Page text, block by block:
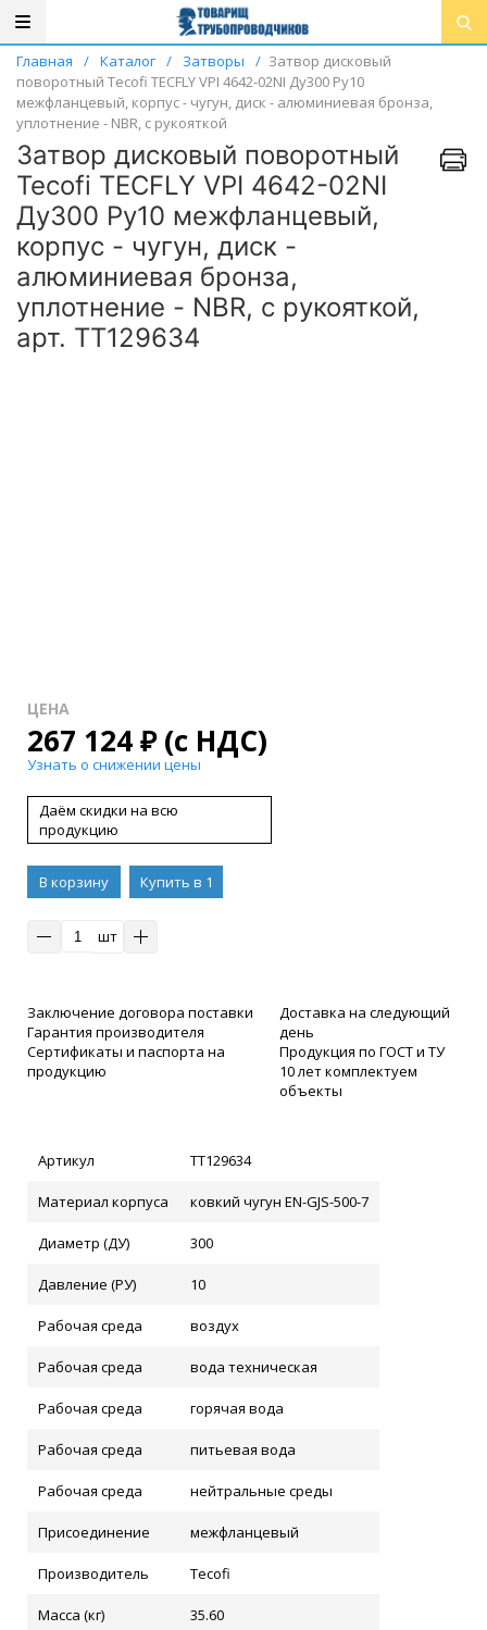
Главная / Каталог / Затворы / Затвор дисковый
поворотный Tecofi TECFLY VPI 4642-02NI Ду300 Ру10
межфланцевый, корпус - чугун, диск - алюминиевая бронза,
уплотнение - NBR, с рукояткой
Затвор дисковый поворотный
Tecofi TECFLY VPI 4642-02NI
Ду300 Ру10 межфланцевый,
корпус - чугун, диск -
алюминиевая бронза,
уплотнение - NBR, с рукояткой,
арт. ТТ129634
ЦЕНА
267 124₽(с НДС)
Узнать о снижении цены
Даём скидки на всю
продукцию
В корзину
Купить в 1
шт
Заключение договора поставки
Гарантия производителя
Сертификаты и паспорта на
продукцию
Доставка на следующий
день
Продукция по ГОСТ и ТУ
10 лет комплектуем
объекты
Артикул ТТ129634
Материал корпуса ковкий чугун EN-GJS-500-7
Диаметр (ДУ) 300
Давление (РУ) 10
Рабочая среда воздух
Рабочая среда вода техническая
Рабочая среда горячая вода
Рабочая среда питьевая вода
Рабочая среда нейтральные среды
Присоединение межфланцевый
Производитель Tecofi
Масса (кг) 35.60